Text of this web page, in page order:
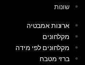
שונות
ארונות אמבטיה
מקלחונים
מקלחונים לפי מידה
ברזי מטבח